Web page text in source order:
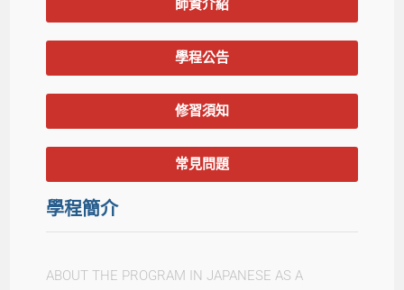
師資介紹
學程公告
修習須知
常見問題
學程簡介
ABOUT THE PROGRAM IN JAPANESE AS A